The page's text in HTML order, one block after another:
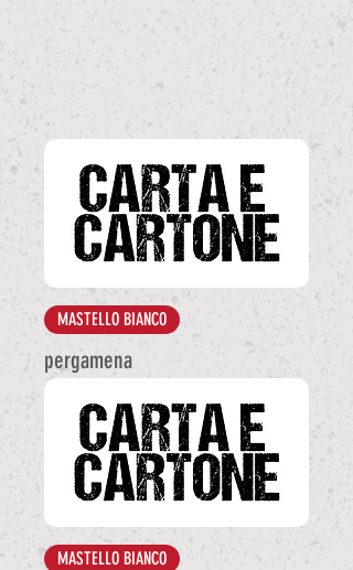
MASTELLO BIANCO
pergamena
MASTELLO BIANCO